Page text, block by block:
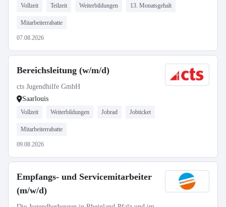
Vollzeit Teilzeit Weiterbildungen 13. Monatsgehalt
Mitarbeiterrabatte
07.08.2026
Bereichsleitung (w/m/d)
cts Jugendhilfe GmbH
Saarlouis
Vollzeit Weiterbildungen Jobrad Jobticket
Mitarbeiterrabatte
09.08.2026
Empfangs- und Servicemitarbeiter
(m/w/d)